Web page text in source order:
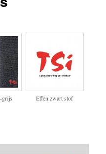
grijs Effen zwart stof